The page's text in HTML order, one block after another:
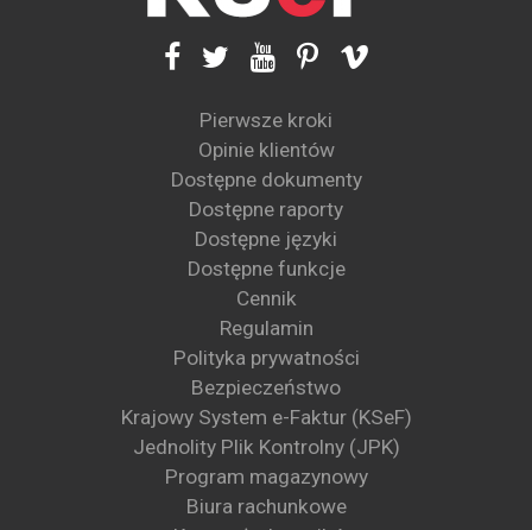
Pierwsze kroki
Opinie klientów
Dostępne dokumenty
Dostępne raporty
Dostępne języki
Dostępne funkcje
Cennik
Regulamin
Polityka prywatności
Bezpieczeństwo
Krajowy System e-Faktur (KSeF)
Jednolity Plik Kontrolny (JPK)
Program magazynowy
Biura rachunkowe